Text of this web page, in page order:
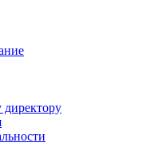
директору